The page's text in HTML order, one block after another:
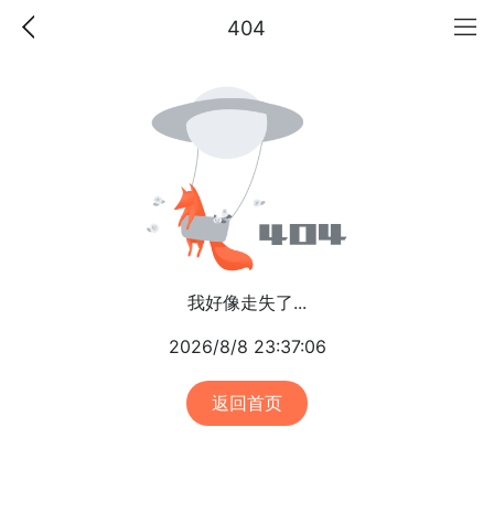
404
我好像走失了...
2026/8/8 23:37:06
返回首页